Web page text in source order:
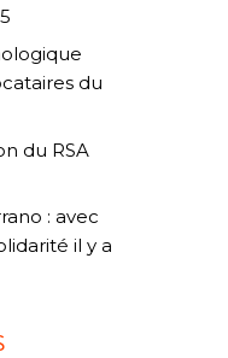
du
du RSA
: avec
il y a